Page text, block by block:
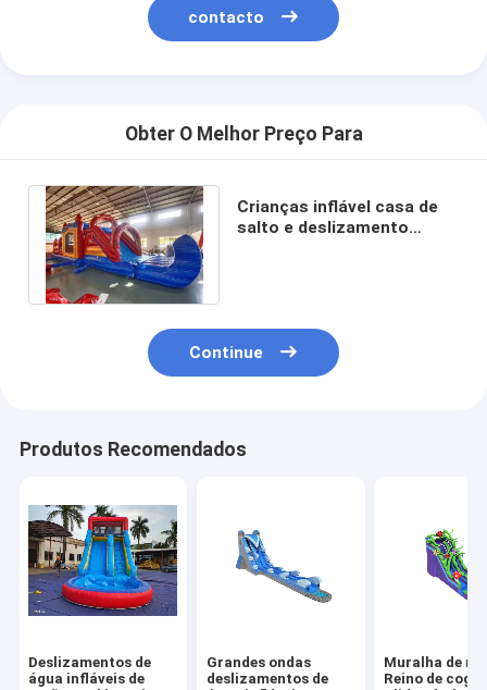
contacto
Obter O Melhor Preço Para
Crianças inflável casa de
salto e deslizamento
Continue
Produtos Recomendados
Deslizamentos de
água infláveis de
Grandes ondas
deslizamentos de
Muralha de
Reino de